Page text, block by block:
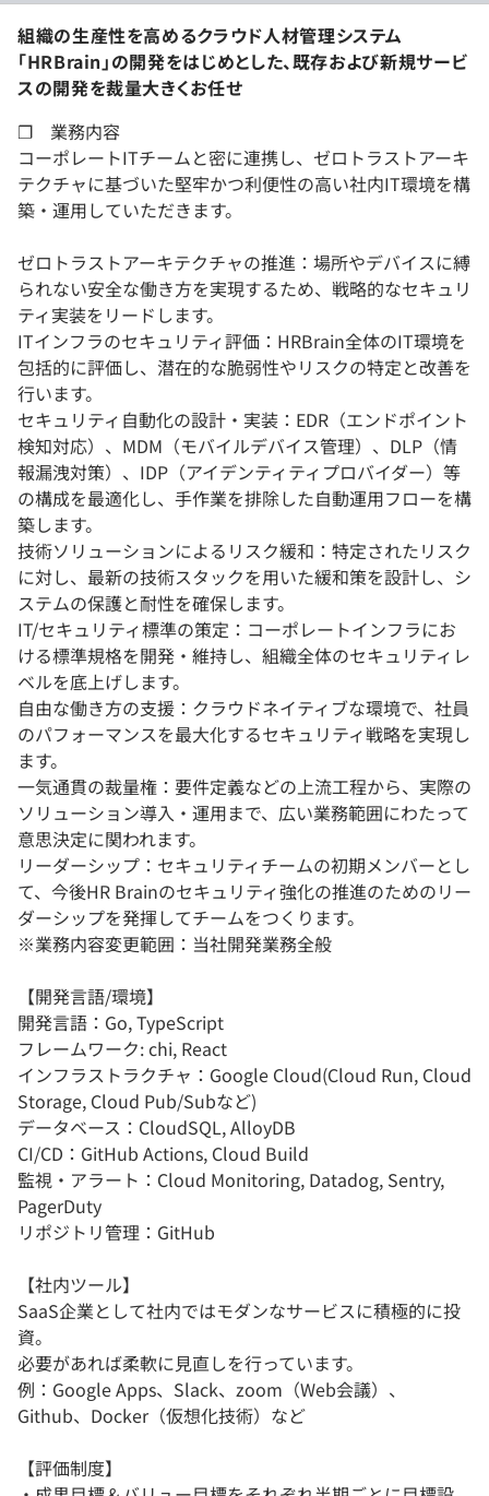
組織の生産性を高めるクラウド人材管理システム
「HRBrain」の開発をはじめとした、既存および新規サービ
スの開発を裁量大きくお任せ
❐ 業務内容
コーポレートITチームと密に連携し、ゼロトラストアーキ
テクチャに基づいた堅牢かつ利便性の高い社内IT環境を構
築・運用していただきます。
ゼロトラストアーキテクチャの推進：場所やデバイスに縛
られない安全な働き方を実現するため、戦略的なセキュリ
ティ実装をリードします。
ITインフラのセキュリティ評価：HRBrain全体のIT環境を
包括的に評価し、潜在的な脆弱性やリスクの特定と改善を
行います。
セキュリティ自動化の設計・実装：EDR（エンドポイント
検知対応）、MDM（モバイルデバイス管理）、DLP（情
報漏洩対策）、IDP（アイデンティティプロバイダー）等
の構成を最適化し、手作業を排除した自動運用フローを構
築します。
技術ソリューションによるリスク緩和：特定されたリスク
に対し、最新の技術スタックを用いた緩和策を設計し、シ
ステムの保護と耐性を確保します。
IT/セキュリティ標準の策定：コーポレートインフラにお
ける標準規格を開発・維持し、組織全体のセキュリティレ
ベルを底上げします。
自由な働き方の支援：クラウドネイティブな環境で、社員
のパフォーマンスを最大化するセキュリティ戦略を実現し
ます。
一気通貫の裁量権：要件定義などの上流工程から、実際の
ソリューション導入・運用まで、広い業務範囲にわたって
意思決定に関われます。
リーダーシップ：セキュリティチームの初期メンバーとし
て、今後HR Brainのセキュリティ強化の推進のためのリー
ダーシップを発揮してチームをつくります。
※業務内容変更範囲：当社開発業務全般
【開発言語/環境】
開発言語：Go, TypeScript
フレームワーク: chi, React
インフラストラクチャ：Google Cloud(Cloud Run, Cloud
Storage, Cloud Pub/Subなど)
データベース：CloudSQL, AlloyDB
CI/CD：GitHub Actions, Cloud Build
監視・アラート：Cloud Monitoring, Datadog, Sentry,
PagerDuty
リポジトリ管理：GitHub
【社内ツール】
SaaS企業として社内ではモダンなサービスに積極的に投
資。
必要があれば柔軟に見直しを行っています。
例：Google Apps、Slack、zoom（Web会議）、
Github、Docker（仮想化技術）など
【評価制度】